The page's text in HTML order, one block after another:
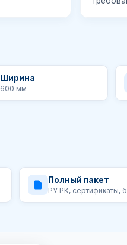
Ширина
600 мм
Полный пакет
РУ РК, сертификаты,